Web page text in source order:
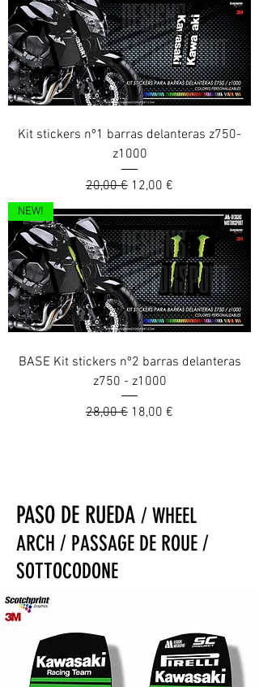
Kit stickers nº1 barras delanteras z750-
z1000
Prix original
20,00 € Prix promotionnel
12,00 €
NEW!
BASE Kit stickers nº2 barras delanteras
z750 - z1000
Prix original
28,00 € Prix promotionnel
18,00 €
PASO DE RUEDA / WHEEL
ARCH / PASSAGE DE ROUE /
SOTTOCODONE